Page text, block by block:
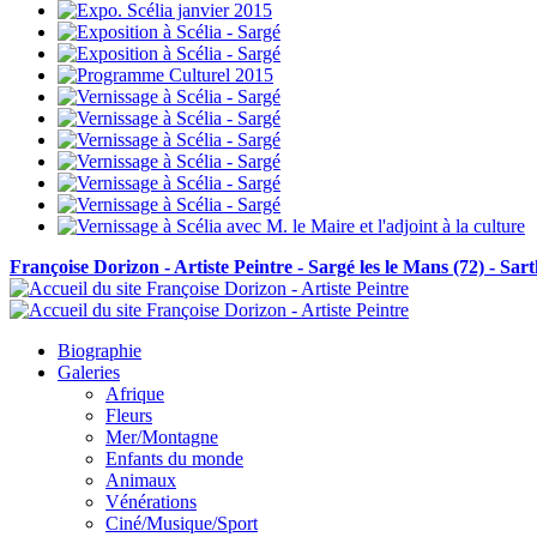
Françoise Dorizon - Artiste Peintre - Sargé les le Mans (72) -
Biographie
Galeries
Afrique
Fleurs
Mer/Montagne
Enfants du monde
Animaux
Vénérations
Ciné/Musique/Sport